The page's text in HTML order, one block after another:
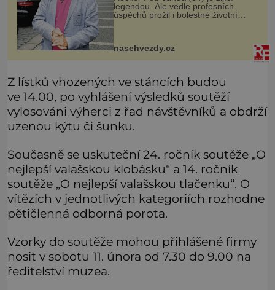
legendou. Ale vedle profesních
úspěchů prožil i bolestné životní
zkoušky. Zpěvák Petr Janda (84),
frontman skupiny Olympic, je otcem
nasehvezdy.cz
Z lístků vhozených ve stáncích budou
ve 14.00, po vyhlášení výsledků soutěží
vylosováni výherci z řad návštěvníků a obdrží
uzenou kýtu či šunku.
Současně se uskuteční 24. ročník soutěže „O
nejlepší valašskou klobásku“ a 14. ročník
soutěže „O nejlepší valašskou tlačenku“. O
vítězích v jednotlivých kategoriích rozhodne
pětičlenná odborná porota.
Vzorky do soutěže mohou přihlášené firmy
nosit v sobotu 11. února od 7.30 do 9.00 na
ředitelství muzea.